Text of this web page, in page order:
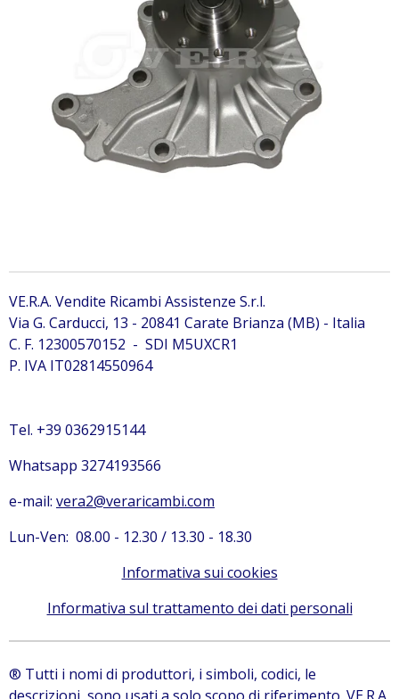
VE.R.A. Vendite Ricambi Assistenze S.r.l.
Via G. Carducci, 13 - 20841 Carate Brianza (MB) - Italia
C. F. 12300570152 - SDI M5UXCR1
P. IVA IT02814550964
Tel. +39 0362915144
Whatsapp 3274193566
e-mail: vera2@veraricambi.com
Lun-Ven: 08.00 - 12.30 / 13.30 - 18.30
Informativa sui cookies
Informativa sul trattamento dei dati personali
® Tutti i nomi di produttori, i simboli, codici, le